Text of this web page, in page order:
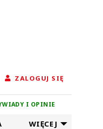
ZALOGUJ SIĘ
I OPINIE
WIĘCEJ